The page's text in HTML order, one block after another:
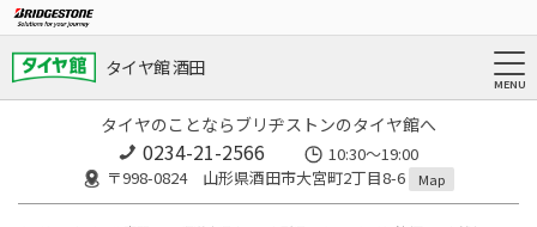
タイヤ館 酒田
タイヤのことならブリヂストンのタイヤ館へ
0234-21-2566
10:30～19:00
〒998-0824 山形県酒田市大宮町2丁目8-6
Map